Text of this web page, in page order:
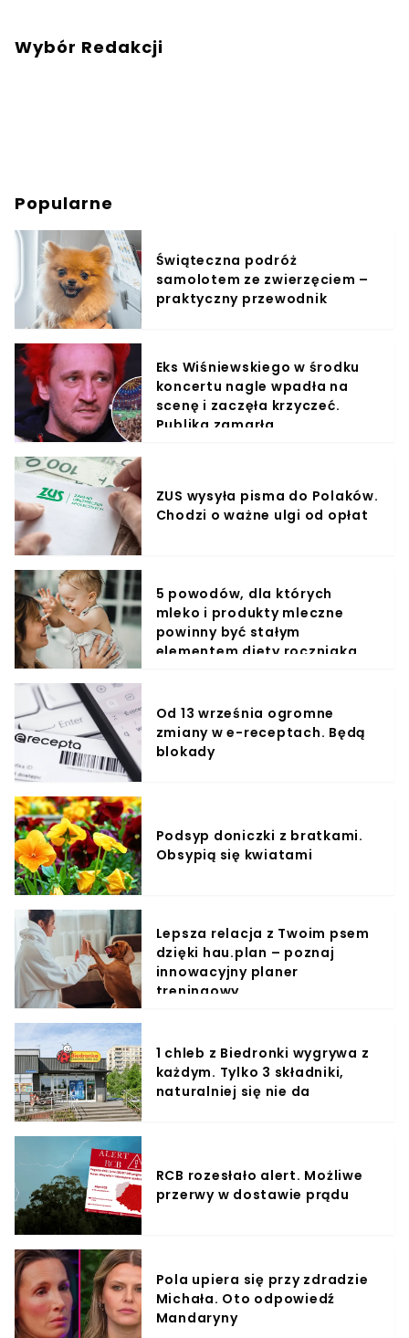
Wybór Redakcji
Popularne
Świąteczna podróż
samolotem ze zwierzęciem –
praktyczny przewodnik
Eks Wiśniewskiego w środku
koncertu nagle wpadła na
scenę i zaczęła krzyczeć.
Publika zamarła
ZUS wysyła pisma do Polaków.
Chodzi o ważne ulgi od opłat
5 powodów, dla których
mleko i produkty mleczne
powinny być stałym
elementem diety roczniaka
Od 13 września ogromne
zmiany w e-receptach. Będą
blokady
Podsyp doniczki z bratkami.
Obsypią się kwiatami
Lepsza relacja z Twoim psem
dzięki hau.plan – poznaj
innowacyjny planer
treningowy
1 chleb z Biedronki wygrywa z
każdym. Tylko 3 składniki,
naturalniej się nie da
RCB rozesłało alert. Możliwe
przerwy w dostawie prądu
Pola upiera się przy zdradzie
Michała. Oto odpowiedź
Mandaryny